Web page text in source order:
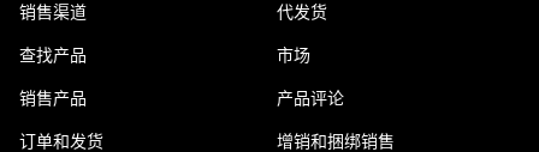
销售渠道
查找产品
销售产品
订单和发货
代发货
市场
产品评论
增销和捆绑销售